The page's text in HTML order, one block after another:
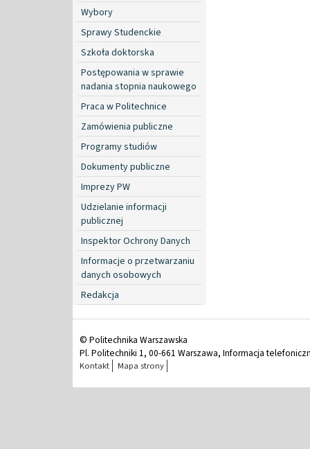
Wybory
Sprawy Studenckie
Szkoła doktorska
Postępowania w sprawie
nadania stopnia naukowego
Praca w Politechnice
Zamówienia publiczne
Programy studiów
Dokumenty publiczne
Imprezy PW
Udzielanie informacji
publicznej
Inspektor Ochrony Danych
Informacje o przetwarzaniu
danych osobowych
Redakcja
© Politechnika Warszawska
Pl. Politechniki 1, 00-661 Warszawa, Informacja
Kontakt Mapa strony